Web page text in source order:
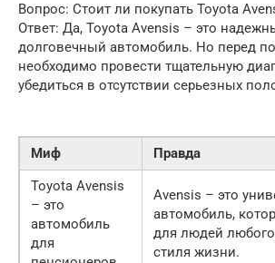
Вопрос: Стоит ли покупать Toyota
Ответ: Да, Toyota Avensis – это
долговечный автомобиль. Но перед
необходимо провести тщательную
убедиться в отсутствии серьезных
Миф
Правда
Toyota Avensis
– это
автомобиль
для
Avensis – это
автомобиль,
для людей любого
стиля жизни.